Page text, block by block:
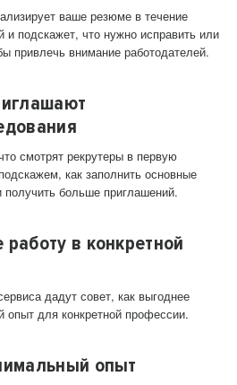
ваше резюме в течение
и подскажет, что нужно исправить или
привлечь внимание работодателей.
смотрят рекрутеры в первую
как заполнить основные
больше приглашений.
в конкретной
дадут совет, как выгоднее
опыт для конкретной профессии.
опыт